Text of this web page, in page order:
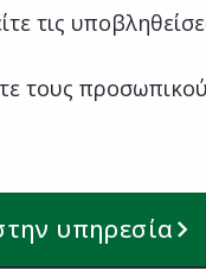
τις
τους
υπηρεσία